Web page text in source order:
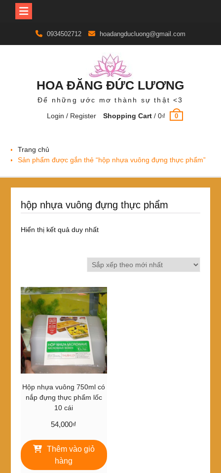
content
0934502712 hoadangducluong@gmail.com
HOA ĐĂNG ĐỨC LƯƠNG
Để những ước mơ thành sự thật <3
Login / Register
Shopping Cart /0₫ 0
Trang chủ
Sản phẩm được gắn thẻ “hộp nhựa vuông đựng thực phẩm”
hộp nhựa vuông đựng thực phẩm
Hiển thị kết quả duy nhất
Hộp nhựa vuông 750ml có
nắp đựng thực phẩm lốc
10 cái
54,000₫
Thêm vào giỏ
hàng